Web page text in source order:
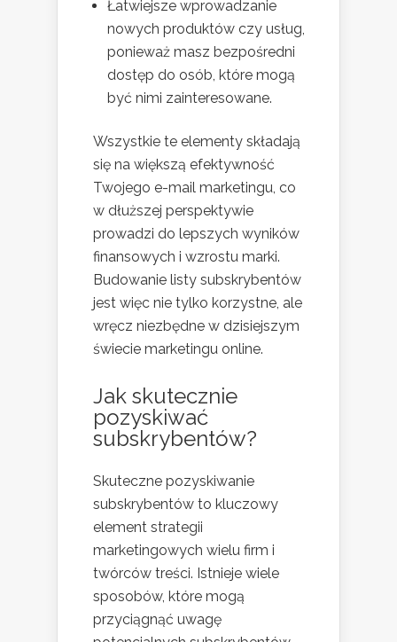
Łatwiejsze wprowadzanie
nowych produktów czy usług,
ponieważ masz bezpośredni
dostęp do osób, które mogą
być nimi zainteresowane.
Wszystkie te elementy składają
się na większą efektywność
Twojego e-mail marketingu, co
w dłuższej perspektywie
prowadzi do lepszych wyników
finansowych i wzrostu marki.
Budowanie listy subskrybentów
jest więc nie tylko korzystne, ale
wręcz niezbędne w dzisiejszym
świecie marketingu online.
Jak skutecznie
pozyskiwać
subskrybentów?
Skuteczne pozyskiwanie
subskrybentów to kluczowy
element strategii
marketingowych wielu firm i
twórców treści. Istnieje wiele
sposobów, które mogą
przyciągnąć uwagę